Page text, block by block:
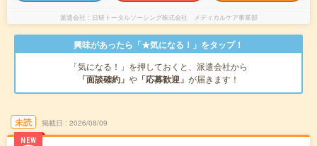
派遣会社 日研トータルソーシング株式会社 メディカルケア事業部
興味があったら「★気になる！」をタップ！
「気になる！」を押しておくと、派遣会社から
「面談確約」 や 「応募歓迎」 が届きます！
未読
NEW
掲載日 2026/08/09